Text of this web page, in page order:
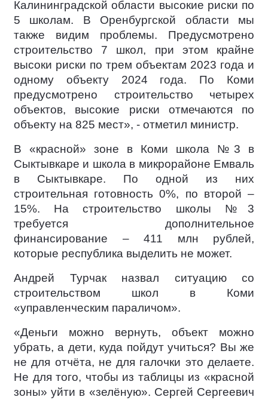
Калининградской области высокие риски по
5 школам. В Оренбургской области мы
также видим проблемы. Предусмотрено
строительство 7 школ, при этом крайне
высоки риски по трем объектам 2023 года и
одному объекту 2024 года. По Коми
предусмотрено строительство четырех
объектов, высокие риски отмечаются по
объекту на 825 мест», - отметил министр.
В «красной» зоне в Коми школа №3 в
Сыктывкаре и школа в микрорайоне Емваль
в Сыктывкаре. По одной из них
строительная готовность 0%, по второй –
15%. На строительство школы №3
требуется дополнительное
финансирование – 411 млн рублей,
которые республика выделить не может.
Андрей Турчак назвал ситуацию со
строительством школ в Коми
«управленческим параличом».
«Деньги можно вернуть, объект можно
убрать, а дети, куда пойдут учиться? Вы же
не для отчёта, не для галочки это делаете.
Не для того, чтобы из таблицы из «красной
зоны» уйти в «зелёную». Сергей Сергеевич